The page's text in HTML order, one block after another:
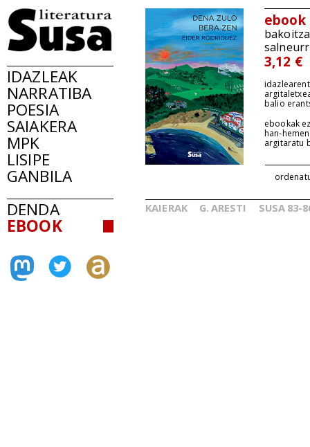
IDAZLEAK
NARRATIBA
POESIA
SAIAKERA
MPK
LISIPE
GANBILA
DENDA
EBOOK
ebook
3,12 €
balio
ebookak
han-
argitaratu
KAIERAK G. ARESTI SUSA 83-